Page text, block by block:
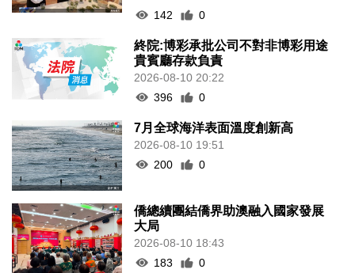
142
0
終院:博彩承批公司不對非博彩用途
貴賓廳存款負責
2026-08-10 20:22
396
0
7月全球海洋表面溫度創新高
2026-08-10 19:51
200
0
僑總續團結僑界助澳融入國家發展
大局
2026-08-10 18:43
183
0